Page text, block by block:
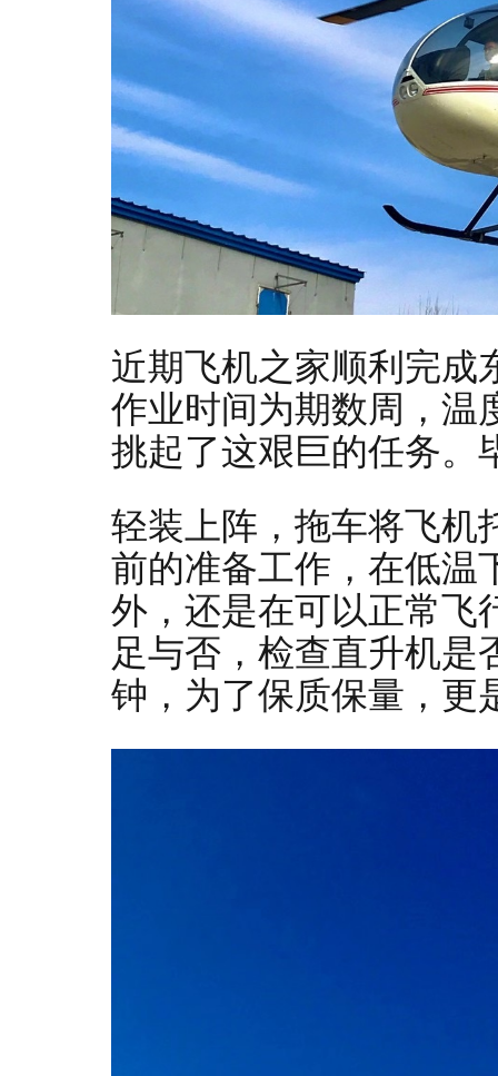
近期飞机之家顺利完成
作业时间为期数周，温
挑起了这艰巨的任务。
轻装上阵，拖车将飞机
前的准备工作，在低温
外，还是在可以正常飞
足与否，检查直升机是
钟，为了保质保量，更